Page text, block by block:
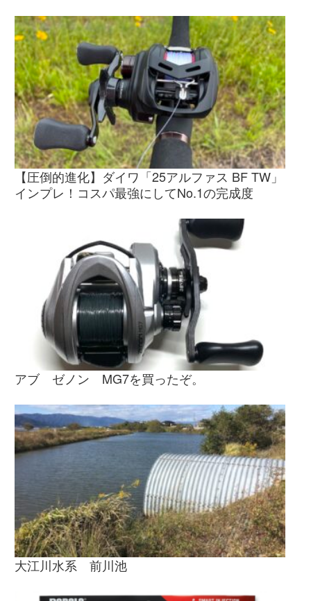
【圧倒的進化】ダイワ「25アルファス BF TW」
インプレ！コスパ最強にしてNo.1の完成度
アブ ゼノン MG7を買ったぞ。
大江川水系 前川池